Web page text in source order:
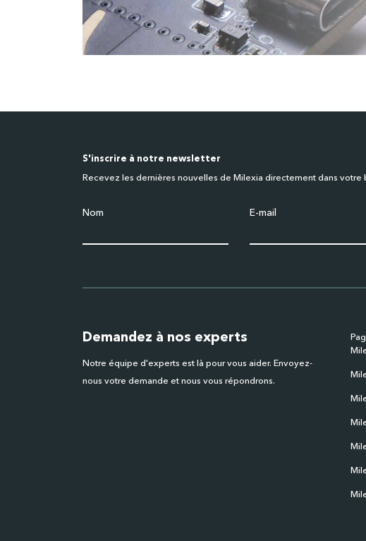
S'inscrire à notre newsletter
Recevez les dernières nouvelles de Milexia directement dans
Nom E-mail
Demandez à nos experts
Notre équipe d'experts est là pour vous aider. Envoyez-
nous votre demande et nous vous répondrons.